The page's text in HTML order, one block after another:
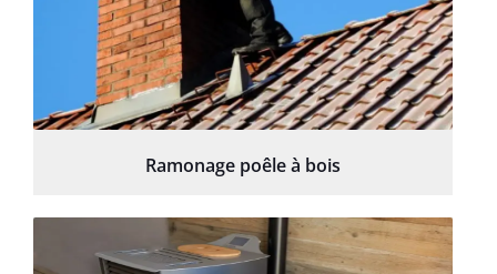
Ramonage poêle à bois